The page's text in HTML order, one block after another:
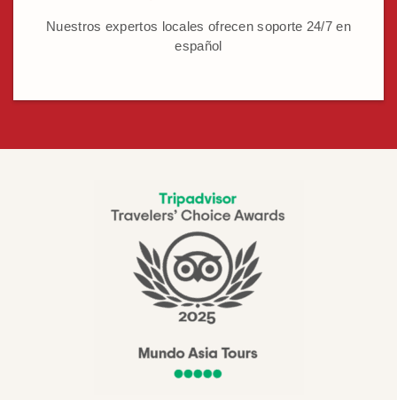
Nuestros expertos locales ofrecen soporte 24/7 en
español